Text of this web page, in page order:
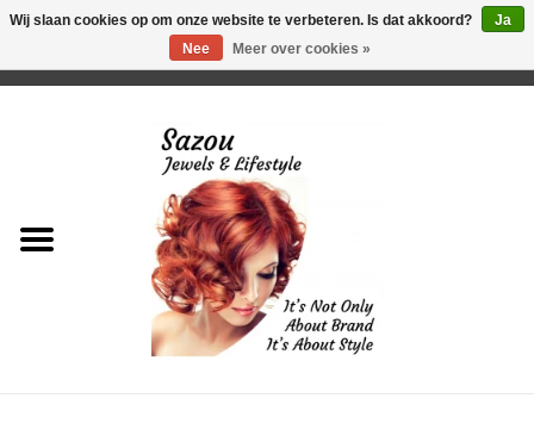
Just for Him
Wij slaan cookies op om onze website te verbeteren. Is dat akkoord?
Ja
Nee
Meer over cookies »